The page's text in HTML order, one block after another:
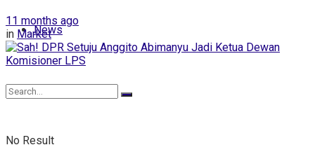
News
No Result
11 months ago
in Market